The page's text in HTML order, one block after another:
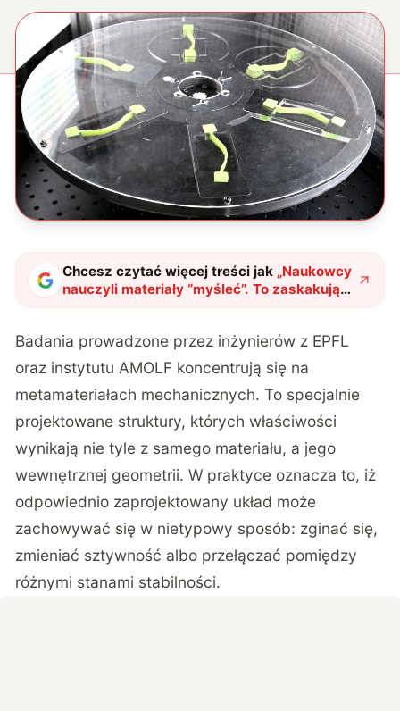
Chcesz czytać więcej treści jak „Naukowcy
nauczyli materiały “myśleć”. To zaskakująco
proste"?
Badania prowadzone przez inżynierów z EPFL
oraz instytutu AMOLF koncentrują się na
metamateriałach mechanicznych.To specjalnie
projektowane struktury, których właściwości
wynikają nie tyle z samego materiału, a jego
wewnętrznej geometrii. W praktyce oznacza to, iż
odpowiednio zaprojektowany układ może
zachowywać się w nietypowy sposób: zginać się,
zmieniać sztywność albo przełączać pomiędzy
różnymi stanami stabilności.